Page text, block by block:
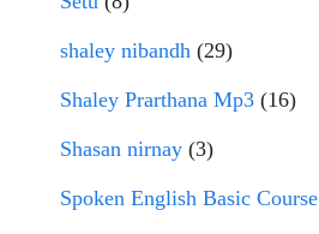
shaley nibandh (29)
Shaley Prarthana Mp3 (16)
Shasan nirnay (3)
Spoken English Basic Course